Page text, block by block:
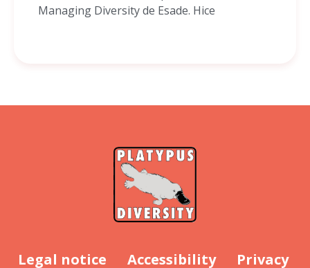
Managing Diversity de Esade. Hice
Legal notice Accessibility
Privacy